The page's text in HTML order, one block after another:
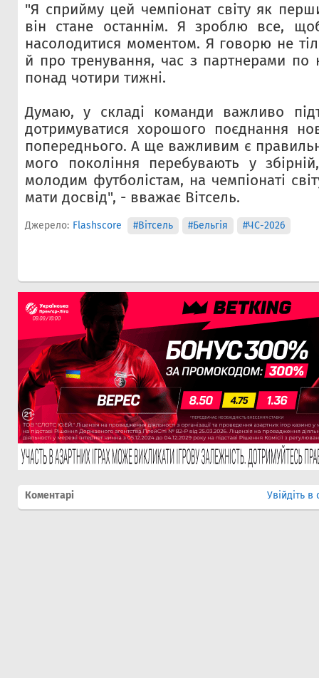
"Я сприйму цей чемпіонат світу як
він стане останнім. Я зроблю все,
насолодитися моментом. Я говорю не
й про тренування, час з партнерами по
понад чотири тижні.
Думаю, у складі команди важливо
дотримуватися хорошого поєднання
попереднього. А ще важливим є
мого покоління перебувають у
молодим футболістам, на чемпіонаті
мати досвід", - вважає Вітсель.
Джерело: Flashscore #Вітсель #Бельгія #ЧС-2026
Коментарі Увійдіть в